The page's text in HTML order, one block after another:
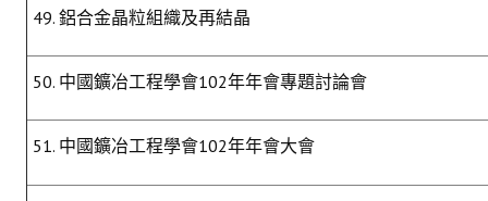
49. 鋁合金晶粒組織及再結晶
50. 中國鑛冶工程學會102年年會專題討論會
51. 中國鑛冶工程學會102年年會大會